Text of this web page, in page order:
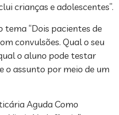
crianças e adolescentes”.
tema “Dois pacientes de
convulsões. Qual o seu
o aluno pode testar
o assunto por meio de um
Aguda Como